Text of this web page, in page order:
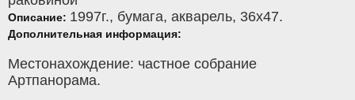
Описание: 1997г., бумага, акварель, 36x47.
Дополнительная информация:
Местонахождение: частное собрание
Артпанорама.